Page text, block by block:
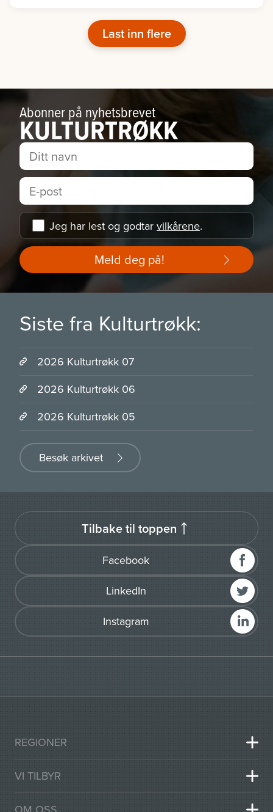
Last inn flere
Abonner på nyhetsbrevet
KULTURTRØKK
Jeg har lest og godtar vilkårene.
Meld deg på!
Siste fra Kulturtrøkk:
2026 Kulturtrøkk 07
2026 Kulturtrøkk 06
2026 Kulturtrøkk 05
Besøk arkivet
Facebook
LinkedIn
Instagram
Tilbake til toppen
REGIONER
VI TILBYR